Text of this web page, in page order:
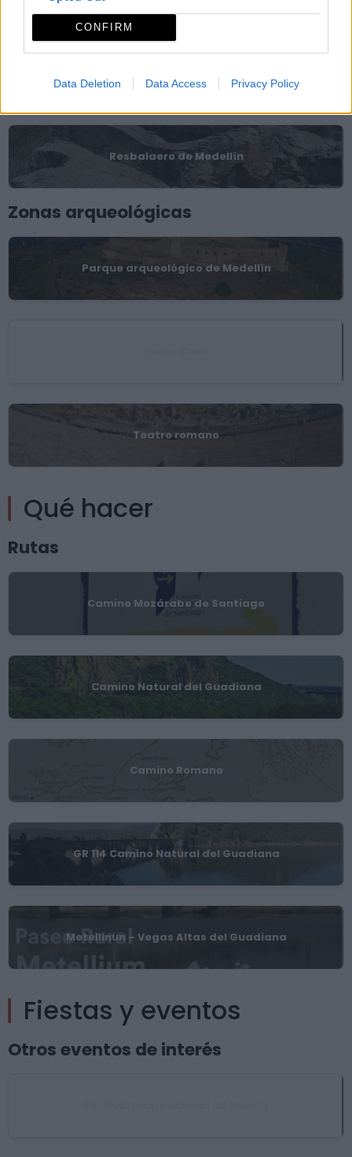
CONFIRM
Data Deletion Data Access Privacy Policy
Torre del reloj
Resbalaero de Medellín
Zonas arqueológicas
Parque arqueológico de Medellín
Teatro romano
Qué hacer
Rutas
Camino Mozárabe de Santiago
Camino Natural del Guadiana
Camino Romano
GR 114 Camino Natural del Guadiana
Metellinun – Vegas Altas del Guadiana
Fiestas y eventos
Otros eventos de interés